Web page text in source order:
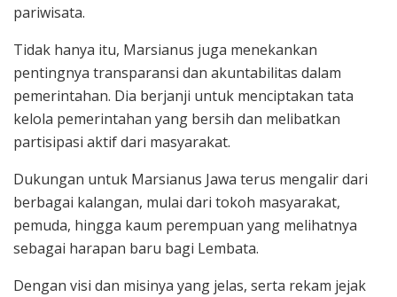
pariwisata.
Tidak hanya itu, Marsianus juga menekankan
pentingnya transparansi dan akuntabilitas dalam
pemerintahan. Dia berjanji untuk menciptakan tata
kelola pemerintahan yang bersih dan melibatkan
partisipasi aktif dari masyarakat.
Dukungan untuk Marsianus Jawa terus mengalir dari
berbagai kalangan, mulai dari tokoh masyarakat,
pemuda, hingga kaum perempuan yang melihatnya
sebagai harapan baru bagi Lembata.
Dengan visi dan misinya yang jelas, serta rekam jejak